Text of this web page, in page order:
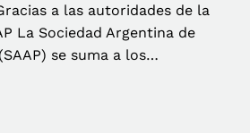
a las autoridades de la
La Sociedad Argentina de
se suma a los…